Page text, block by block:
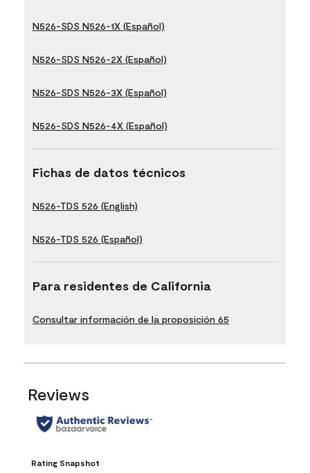
N526-SDS N526-1X (Español)
N526-SDS N526-2X (Español)
N526-SDS N526-3X (Español)
N526-SDS N526-4X (Español)
Fichas de datos técnicos
N526-TDS 526 (English)
N526-TDS 526 (Español)
Para residentes de California
Consultar información de la proposición 65
Reviews
Rating Snapshot